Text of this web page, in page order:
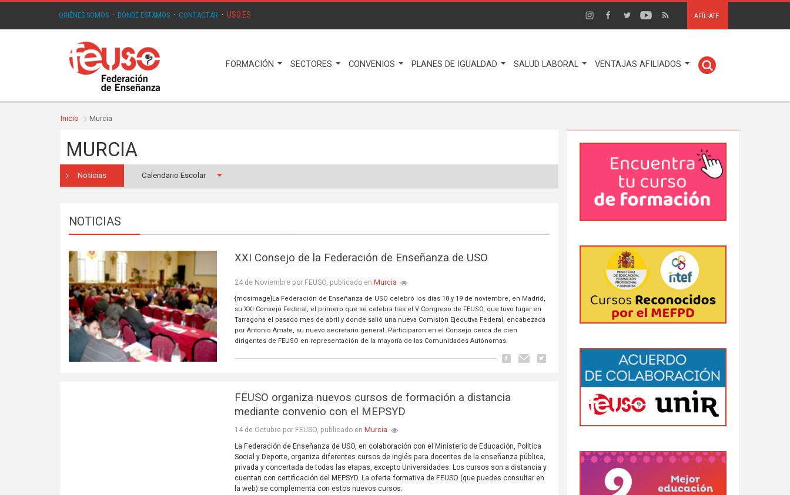
QUIÉNES SOMOS · DÓNDE ESTAMOS · CONTACTAR · USO.ES AFÍLIATE
FORMACIÓN SECTORES CONVENIOS PLANES DE IGUALDAD SALUD LABORAL VENTAJAS AFILIADOS
Inicio Murcia
MURCIA
Noticias Calendario Escolar
NOTICIAS
XXI Consejo de la Federación de Enseñanza de USO
24 de Noviembre por FEUSO, publicado en Murcia
{mosimage}La Federación de Enseñanza de USO celebró los días 18 y 19 de noviembre, en Madrid,
su XXI Consejo Federal, el primero que se celebra tras el V Congreso de FEUSO, que tuvo lugar en
Tarragona el pasado mes de abril y donde salió una nueva Comisión Ejecutiva Federal, encabezada
por Antonio Amate, su nuevo secretario general. Participaron en el Consejo cerca de cien
dirigentes de FEUSO en representación de la mayoría de las Comunidades Autónomas.
FEUSO organiza nuevos cursos de formación a distancia
mediante convenio con el MEPSYD
14 de Octubre por FEUSO, publicado en Murcia
La Federación de Enseñanza de USO, en colaboración con el Ministerio de Educación, Política
Social y Deporte, organiza diferentes cursos de inglés para docentes de la enseñanza pública,
privada y concertada de todas las etapas, excepto Universidades. Los cursos son a distancia y
cuentan con certificación del MEPSYD. La oferta formativa de FEUSO (que puedes consultar en
la web) se complementa con estos nuevos cursos.